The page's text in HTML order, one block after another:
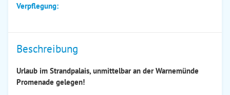
Verpflegung:
Beschreibung
Urlaub im Strandpalais, unmittelbar an der Warnemünde
Promenade gelegen!